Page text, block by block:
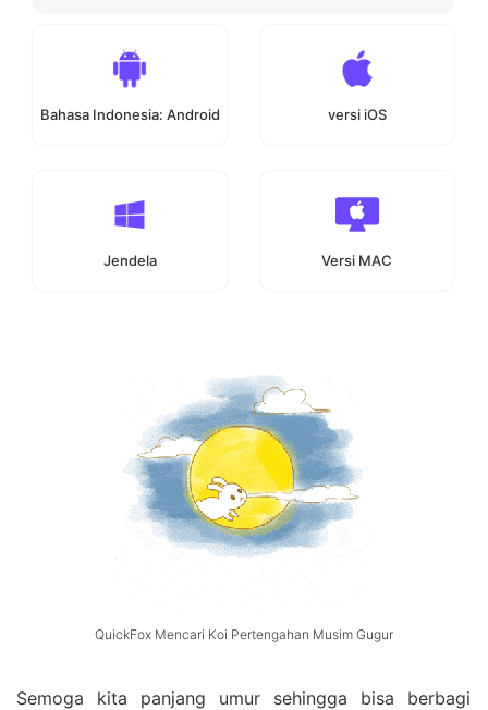
Bahasa Indonesia: Android versi iOS
Jendela Versi MAC
QuickFox Mencari Koi Pertengahan Musim Gugur
Semoga kita panjang umur sehingga bisa berbagi